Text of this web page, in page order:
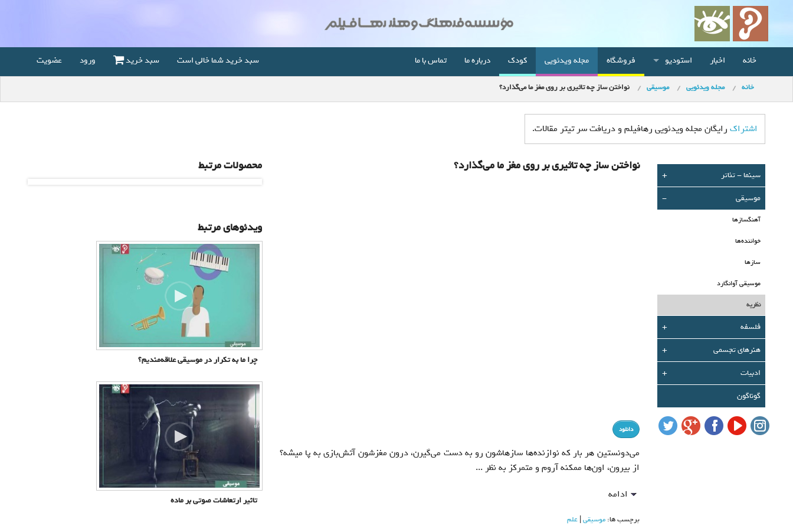
خانه اخبار استودیو فروشگاه مجله ویدئویی کودک درباره ما تماس با ما سبد خرید شما خالی است سبد خرید ورود عضویت
خانه مجله ویدئویی موسیقی نواختن ساز چه تاثیری بر روی مغز ما می‌گذارد؟
اشتراک رایگان مجله ویدئویی رهافیلم و دریافت سر تیتر مقالات.
سينما - تئاتر
+
موسیقی
-
آهنگسازها
خواننده‌ها
سازها
موسیقی آوانگارد
نظریه
فلسفه
+
هنرهای تجسمی
+
ادبیات
+
گوناگون
نواختن ساز چه تاثیری بر روی مغز ما می‌گذارد؟
دانلود
مي‌دونستين هر بار که نوازنده‌ها سازهاشون رو به دست مي‌گيرن، درون مغزشون آتش‌بازي به پا ميشه؟
از بيرون، اون‌ها ممکنه آروم و متمرکز به نظر ...
ادامه
برچسب ها:موسيقي علم
محصولات مرتبط
ویدئوهای مرتبط
چرا ما به تکرار در موسیقی علاقه‌مندیم؟
تاثیر ارتعاشات صوتی بر ماده